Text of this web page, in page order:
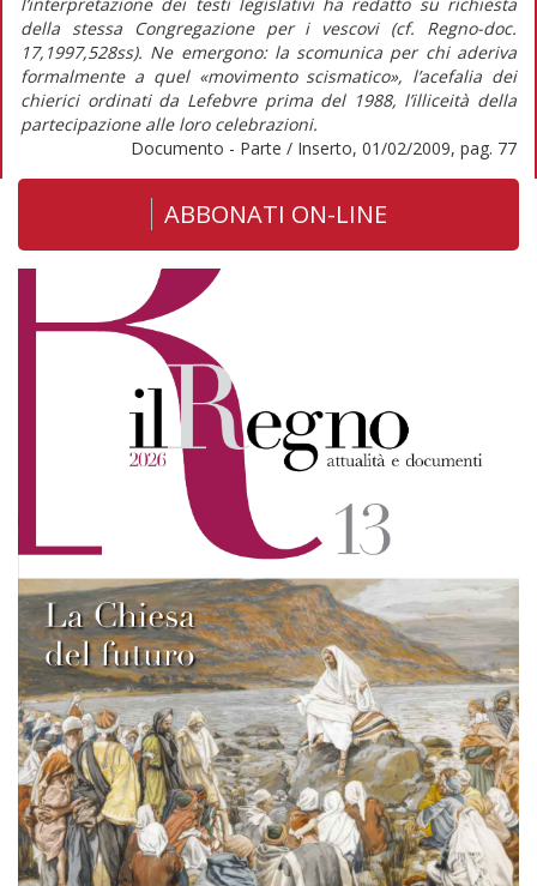
della stessa Congregazione per i vescovi (cf. Regno-doc.
17,1997,528ss). Ne emergono: la scomunica per chi aderiva
formalmente a quel «movimento scismatico», l’acefalia dei
chierici ordinati da Lefebvre prima del 1988, l’illiceità della
partecipazione alle loro celebrazioni.
Documento - Parte / Inserto, 01/02/2009, pag. 77
ABBONATI ON-LINE